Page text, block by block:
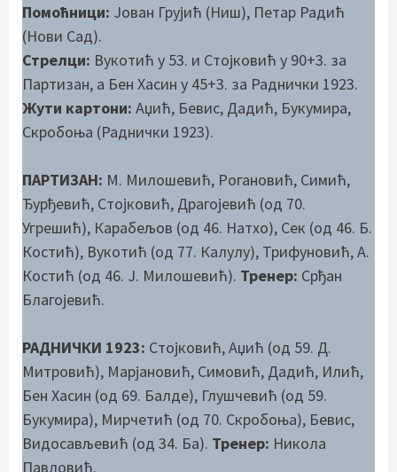
Помоћници: Јован Грујић (Ниш), Петар Радић
(Нови Сад).
Стрелци: Вукотић у 53. и Стојковић у 90+3. за
Партизан, а Бен Хасин у 45+3. за Раднички 1923.
Жути картони: Аџић, Бевис, Дадић, Букумира,
Скробоња (Раднички 1923).
ПАРТИЗАН: М. Милошевић, Рогановић, Симић,
Ђурђевић, Стојковић, Драгојевић (од 70.
Угрешић), Карабељов (од 46. Натхо), Сек (од 46. Б.
Костић), Вукотић (од 77. Калулу), Трифуновић, А.
Костић (од 46. Ј. Милошевић). Тренер: Срђан
Благојевић.
РАДНИЧКИ 1923: Стојковић, Аџић (од 59. Д.
Митровић), Марјановић, Симовић, Дадић, Илић,
Бен Хасин (од 69. Балде), Глушчевић (од 59.
Букумира), Мирчетић (од 70. Скробоња), Бевис,
Видосављевић (од 34. Ба). Тренер: Никола
Павловић.